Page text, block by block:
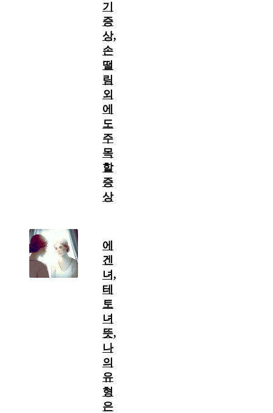
기
증
상,
손
떨
림
외
에
도
주
목
할
증
상
에
겐
녀,
테
토
녀
뜻,
나
의
유
형
은